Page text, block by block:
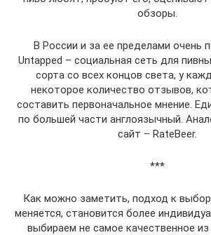
обзоры.
В России и за ее пределами очень
Untapped – социальная сеть для
сорта со всех концов света, у
некоторое количество отзывов,
составить первоначальное мнение.
по большей части англоязычный.
сайт – RateBeer.
***
Как можно заметить, подход к
меняется, становится более
выбираем не самое качественное